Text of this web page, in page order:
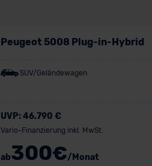
Peugeot 5008 Plug-in-Hybrid
SUV/Geländewagen
UVP:46.790 €
Vario-Finanzierung inkl. MwSt.
ab300€/Monat